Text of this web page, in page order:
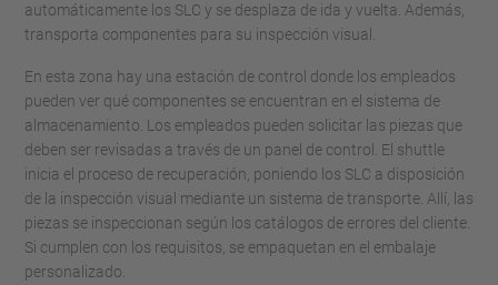
automáticamente los SLC y se desplaza de ida y vuelta. Además,
transporta componentes para su inspección visual.
En esta zona hay una estación de control donde los empleados
pueden ver qué componentes se encuentran en el sistema de
almacenamiento. Los empleados pueden solicitar las piezas que
deben ser revisadas a través de un panel de control. El shuttle
inicia el proceso de recuperación, poniendo los SLC a disposición
de la inspección visual mediante un sistema de transporte. Allí, las
piezas se inspeccionan según los catálogos de errores del cliente.
Si cumplen con los requisitos, se empaquetan en el embalaje
personalizado.